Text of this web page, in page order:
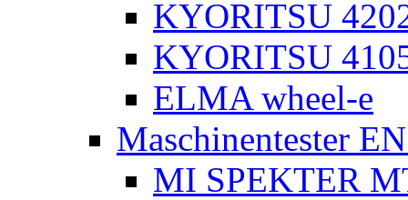
KYORITSU
KYORITSU
ELMA wheel-e
Maschinentester
MI SPEKTER